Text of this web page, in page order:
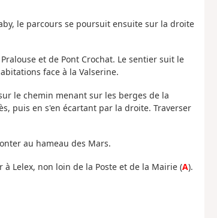
le parcours se poursuit ensuite sur la droite
et de Pont Crochat. Le sentier suit le
face à la Valserine.
le chemin menant sur les berges de la
puis en s'en écartant par la droite. Traverser
au hameau des Mars.
Lelex, non loin de la Poste et de la Mairie (A).